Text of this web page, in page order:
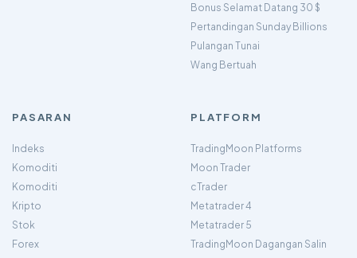
Bonus Selamat Datang 30 $
Pertandingan Sunday Billions
Pulangan Tunai
Wang Bertuah
PASARAN
Indeks
Komoditi
Komoditi
Kripto
Stok
Forex
PLATFORM
TradingMoon Platforms
Moon Trader
cTrader
Metatrader 4
Metatrader 5
TradingMoon Dagangan Salin